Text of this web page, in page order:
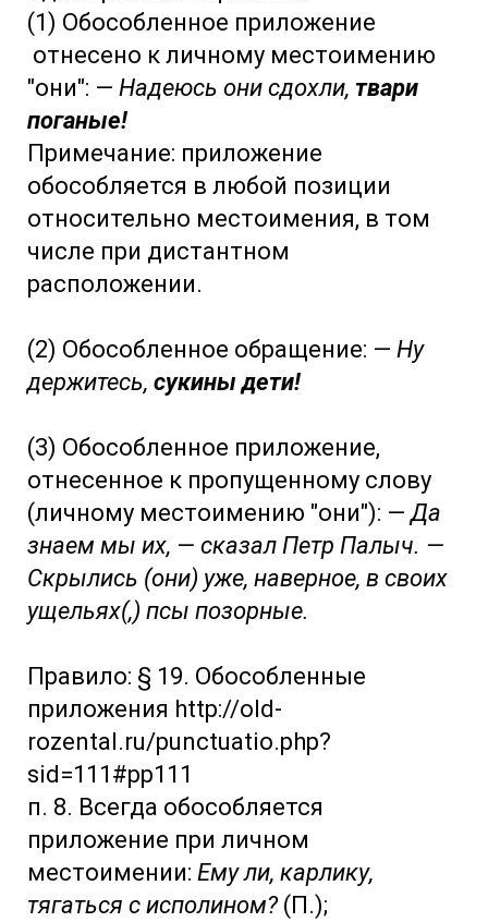
(1) Обособленное приложение
отнесено к личному местоимению
"они": — Надеюсь они сдохли, твари
поганые!
Примечание: приложение
обособляется в любой позиции
относительно местоимения, в том
числе при дистантном
расположении.
(2) Обособленное обращение: — Ну
держитесь, сукины дети!
(3) Обособленное приложение,
отнесенное к пропущенному слову
(личному местоимению "они"): —Да
знаем мы их, — сказал Петр Палыч. —
Скрылись (они) уже, наверное, в своих
ущельях(,) псы позорные.
Правило: § 19. Обособленные
приложения http://old-
rozental.ru/punctuatio.php?
sid=111#pp111
п. 8. Всегда обособляется
приложение при личном
местоимении: Ему ли, карлику,
тягаться с исполином?(П.);